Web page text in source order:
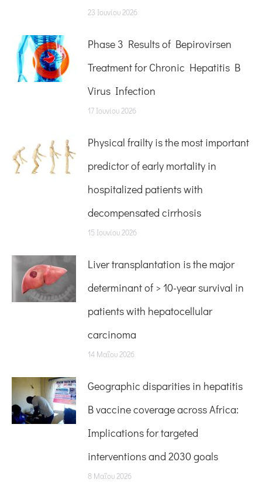
23 Ιουνίου 2026
Phase 3 Results of Bepirovirsen
Treatment for Chronic Hepatitis B
Virus Infection
17 Ιουνίου 2026
Physical frailty is the most important
predictor of early mortality in
hospitalized patients with
decompensated cirrhosis
15 Ιουνίου 2026
Liver transplantation is the major
determinant of > 10-year survival in
patients with hepatocellular
carcinoma
14 Μαΐου 2026
Geographic disparities in hepatitis
B vaccine coverage across Africa:
Implications for targeted
interventions and 2030 goals
8 Μαΐου 2026